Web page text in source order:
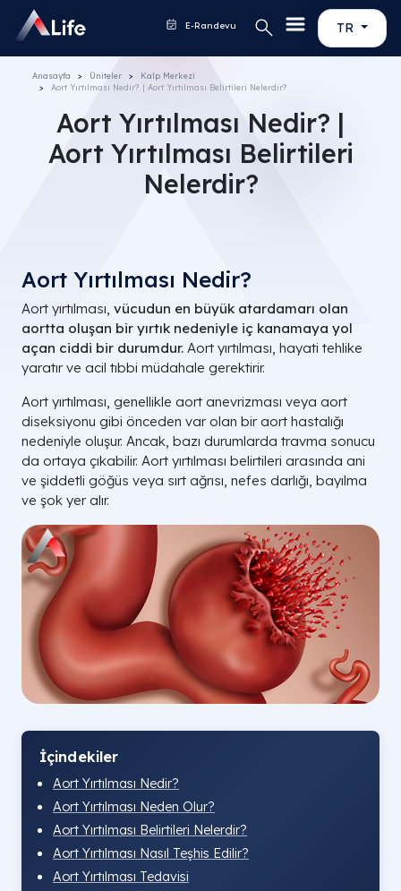
TR
E-Randevu
Anasayfa Üniteler
Kalp Merkezi
Aort Yırtılması Nedir? | Aort Yırtılması Belirtileri Nelerdir?
Aort Yırtılması Nedir? |
Aort Yırtılması Belirtileri
Nelerdir?
Aort Yırtılması Nedir?
Aort yırtılması, vücudun en büyük atardamarı olan
aortta oluşan bir yırtık nedeniyle iç kanamaya yol
açan ciddi bir durumdur. Aort yırtılması, hayati tehlike
yaratır ve acil tıbbi müdahale gerektirir.
Aort yırtılması, genellikle aort anevrizması veya aort
diseksiyonu gibi önceden var olan bir aort hastalığı
nedeniyle oluşur. Ancak, bazı durumlarda travma sonucu
da ortaya çıkabilir. Aort yırtılması belirtileri arasında ani
ve şiddetli göğüs veya sırt ağrısı, nefes darlığı, bayılma
ve şok yer alır.
İçindekiler
Aort Yırtılması Nedir?
Aort Yırtılması Neden Olur?
Aort Yırtılması Belirtileri Nelerdir?
Aort Yırtılması Nasıl Teşhis Edilir?
Aort Yırtılması Tedavisi